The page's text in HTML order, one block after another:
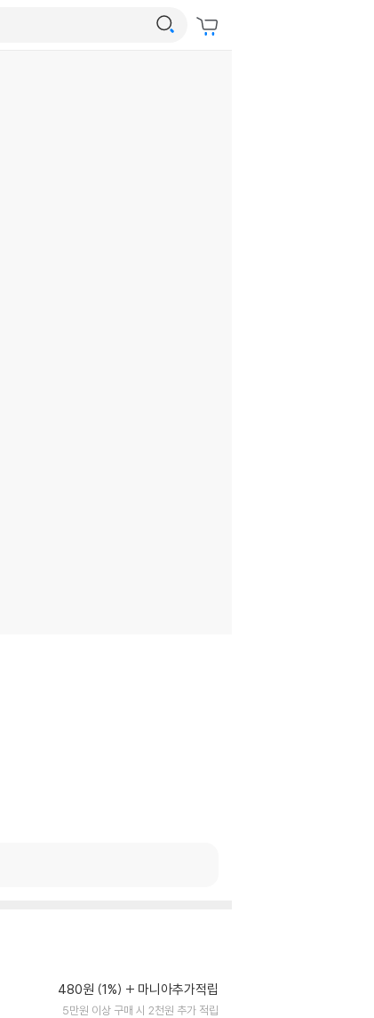
480원 (1%) 마니아추가적립
5만원 이상 구매 시 2천원 추가 적립